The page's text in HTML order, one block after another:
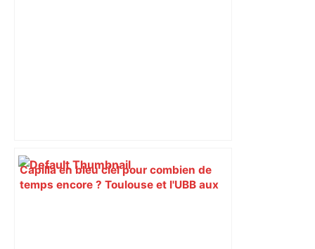
Capilla en bleu ciel pour combien de
temps encore ? Toulouse et l'UBB aux